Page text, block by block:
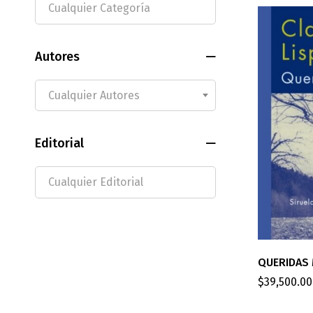
Autores
Cualquier Autores
Editorial
QUERIDAS
$39,500.00